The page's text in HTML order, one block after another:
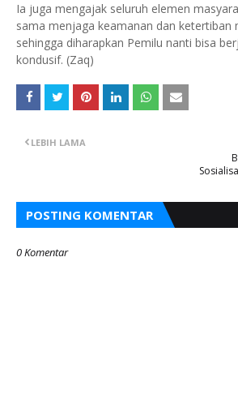
Ia juga mengajak seluruh elemen
sama menjaga keamanan dan ketertiban
sehingga diharapkan Pemilu nanti bisa
kondusif. (Zaq)
LEBIH LAMA
POSTING KOMENTAR
0 Komentar